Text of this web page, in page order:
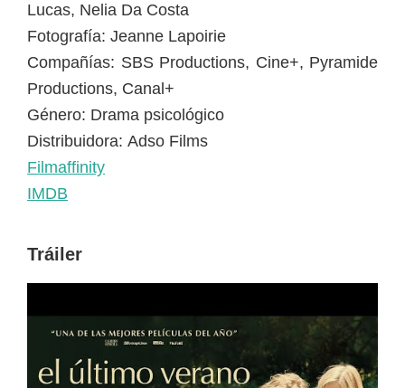
Lucas, Nelia Da Costa
Fotografía: Jeanne Lapoirie
Compañías: SBS Productions, Cine+, Pyramide
Productions, Canal+
Género: Drama psicológico
Distribuidora: Adso Films
Filmaffinity
IMDB
Tráiler